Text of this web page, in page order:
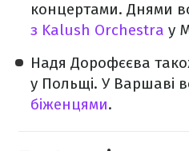
концертами. Днями
з Kalush Orchestra у
Надя Дорофєєва
у Польщі. У Варшаві
біженцями.